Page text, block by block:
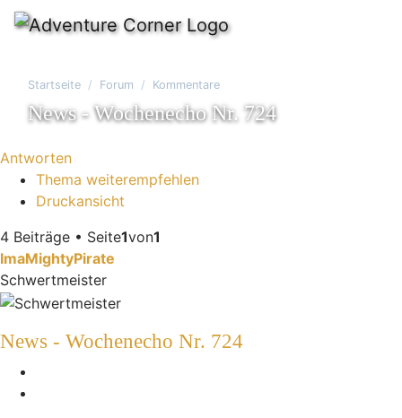
Startseite Forum Kommentare
News - Wochenecho Nr. 724
Antworten
Thema weiterempfehlen
Druckansicht
4 Beiträge • Seite1von1
ImaMightyPirate
Schwertmeister
News - Wochenecho Nr. 724